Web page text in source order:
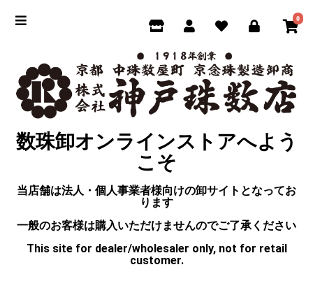
0
数珠卸オンラインストアへよう
こそ
当店舗は法人・個人事業者様向けの卸サイトとなってお
ります
一般のお客様は購入いただけませんのでご了承ください
This site for dealer/wholesaler only, not for retail
customer.